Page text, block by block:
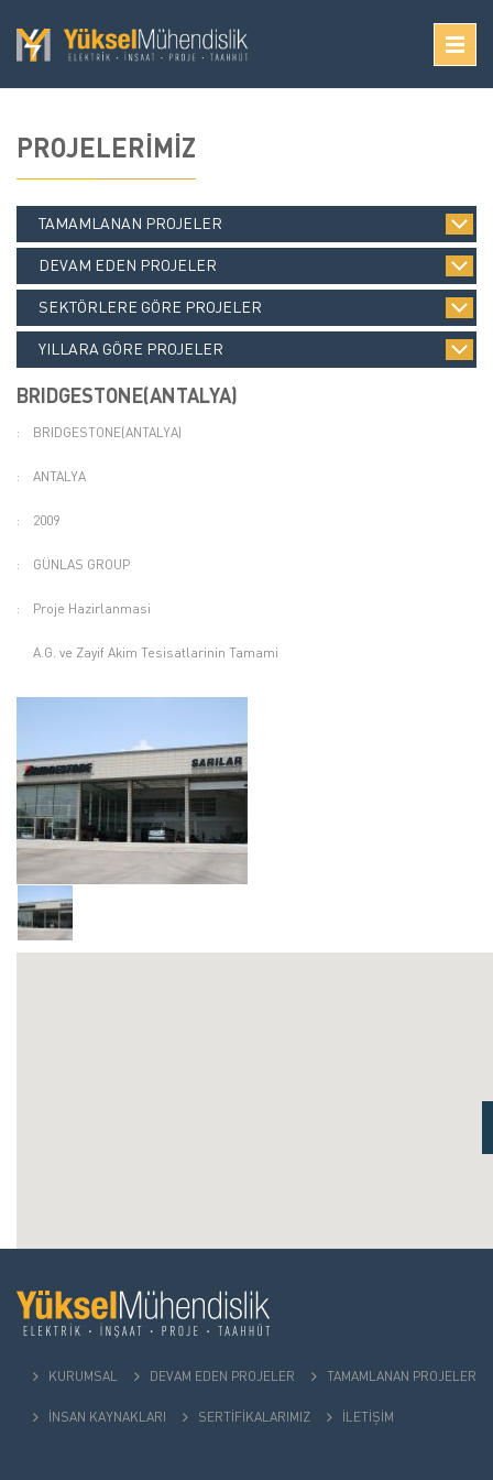
PROJELERİMİZ
TAMAMLANAN PROJELER
DEVAM EDEN PROJELER
SEKTÖRLERE GÖRE PROJELER
YILLARA GÖRE PROJELER
BRIDGESTONE(ANTALYA)
:
:
:
:
:
BRIDGESTONE(ANTALYA)
ANTALYA
2009
GÜNLAS GROUP
Proje Hazirlanmasi
A.G. ve Zayif Akim Tesisatlarinin Tamami
KURUMSAL DEVAM EDEN PROJELER TAMAMLANAN PROJELER
İNSAN KAYNAKLARI SERTİFİKALARIMIZ İLETİŞİM